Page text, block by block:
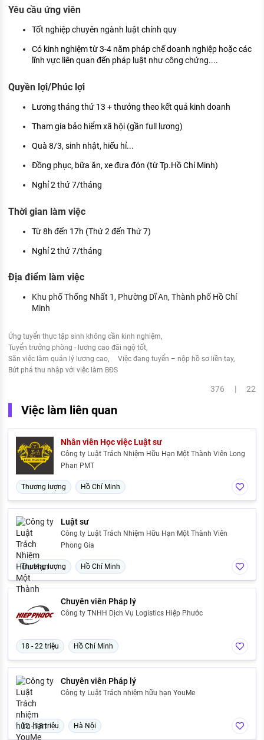
TUYỂN DỤNG VIỆC LÀM
Yêu cầu ứng viên
Tốt nghiệp chuyên ngành luật chính quy
Có kinh nghiệm từ 3-4 năm pháp chế doanh nghiệp hoặc các
lĩnh vực liên quan đến pháp luật như công chứng....
Quyền lợi/Phúc lợi
Lương tháng thứ 13 + thưởng theo kết quả kinh doanh
Tham gia bảo hiểm xã hội (gần full lương)
Quà 8/3, sinh nhật, hiếu hỉ...
Đồng phục, bữa ăn, xe đưa đón (từ Tp.Hồ Chí Minh)
Nghỉ 2 thứ 7/tháng
Thời gian làm việc
Từ 8h đến 17h (Thứ 2 đến Thứ 7)
Nghỉ 2 thứ 7/tháng
Địa điểm làm việc
Khu phố Thống Nhất 1, Phường Dĩ An, Thành phố Hồ Chí
Minh
Ứng tuyển thực tập sinh không cần kinh nghiệm
Tuyển trưởng phòng - lương cao đãi ngộ tốt
Săn việc làm quản lý lương cao
Việc đang tuyển – nộp hồ sơ liền tay
Bứt phá thu nhập với việc làm BĐS
376 | 22
Việc làm liên quan
Nhân viên Học việc Luật sư
Công ty Luật Trách Nhiệm Hữu Hạn Một Thành Viên Long
Phan PMT
Thương lượng Hồ Chí Minh
Luật sư
Công ty Luật Trách Nhiệm Hữu Hạn Một Thành Viên
Phong Gia
Thương lượng Hồ Chí Minh
Chuyên viên Pháp lý
Công ty TNHH Dịch Vụ Logistics Hiệp Phước
18 - 22 triệu Hồ Chí Minh
Chuyên viên Pháp lý
Công ty Luật Trách nhiệm hữu hạn YouMe
12 - 18 triệu Hà Nội